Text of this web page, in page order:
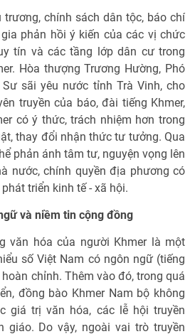
trương, chính sách dân tộc, báo chí
phản hồi ý kiến của các vị chức
tín và các tầng lớp dân cư trong
Hòa thượng Trương Hường, Phó
sãi yêu nước tỉnh Trà Vinh, cho
truyền của báo, đài tiếng Khmer,
có ý thức, trách nhiệm hơn trong
thay đổi nhận thức tư tưởng. Qua
phản ánh tâm tư, nguyện vọng lên
nước, chính quyền địa phương có
triển kinh tế - xã hội.
và niềm tin cộng đồng
văn hóa của người Khmer là một
số Việt Nam có ngôn ngữ (tiếng
chỉnh. Thêm vào đó, trong quá
đồng bào Khmer Nam bộ không
giá trị văn hóa, các lễ hội truyền
giáo. Do vậy, ngoài vai trò truyền